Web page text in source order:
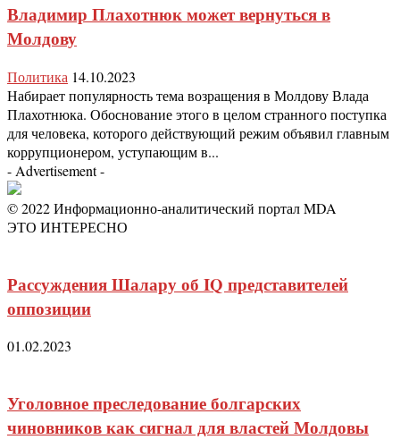
Владимир Плахотнюк может вернуться в
Молдову
Политика 14.10.2023
Набирает популярность тема возращения в Молдову Влада
Плахотнюка. Обоснование этого в целом странного поступка
для человека, которого действующий режим объявил главным
коррупционером, уступающим в...
- Advertisement -
© 2022 Информационно-аналитический портал MDA
ЭТО ИНТЕРЕСНО
Рассуждения Шалару об IQ представителей
оппозиции
01.02.2023
Уголовное преследование болгарских
чиновников как сигнал для властей Молдовы